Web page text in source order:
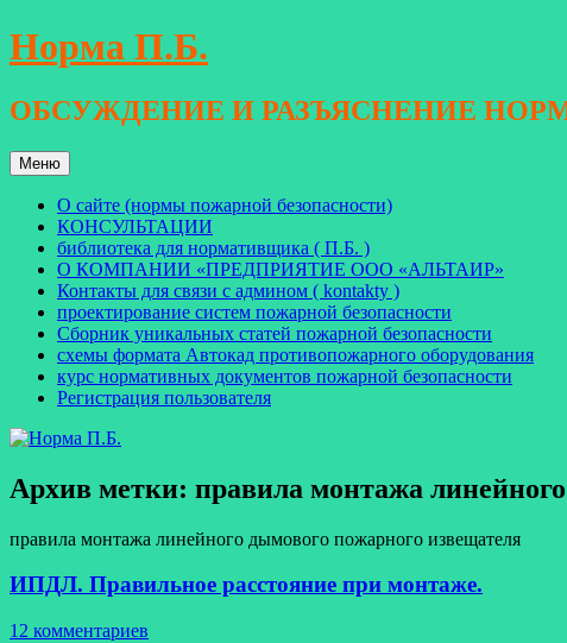
Перейти
к
Норма П.Б.
ОБСУЖДЕНИЕ И РАЗЪЯСНЕНИЕ
Меню
О сайте (нормы пожарной безопасности)
КОНСУЛЬТАЦИИ
библиотека для нормативщика ( П.Б. )
О КОМПАНИИ «ПРЕДПРИЯТИЕ ООО «АЛЬТАИР»
Контакты для связи с админом ( kontakty )
проектирование систем пожарной безопасности
Сборник уникальных статей пожарной безопасности
схемы формата Автокад противопожарного оборудования
курс нормативных документов пожарной безопасности
Регистрация пользователя
Архив метки: правила монтажа
правила монтажа линейного дымового пожарного извещателя
ИПДЛ. Правильное расстояние при монтаже.
12 комментариев